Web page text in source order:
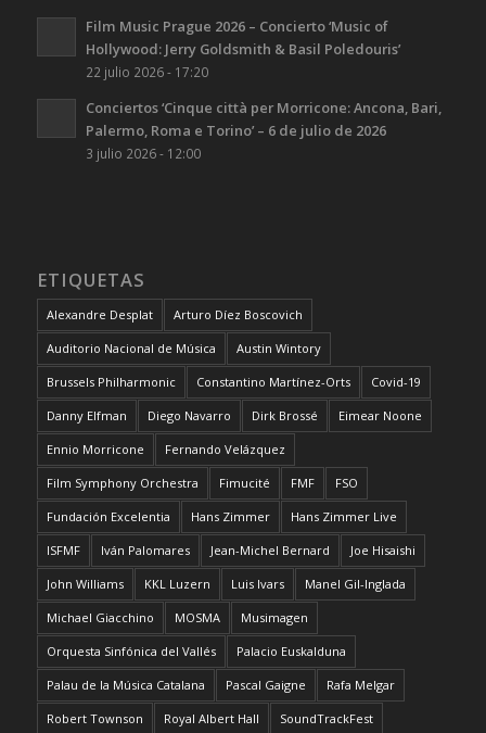
Film Music Prague 2026 – Concierto ‘Music of
Hollywood: Jerry Goldsmith & Basil Poledouris’
22 julio 2026 - 17:20
Conciertos ‘Cinque città per Morricone: Ancona, Bari,
Palermo, Roma e Torino’ – 6 de julio de 2026
3 julio 2026 - 12:00
ETIQUETAS
Alexandre Desplat Arturo Díez Boscovich
Auditorio Nacional de Música Austin Wintory
Brussels Philharmonic Constantino Martínez-Orts Covid-19
Danny Elfman Diego Navarro Dirk Brossé Eimear Noone
Ennio Morricone Fernando Velázquez
Film Symphony Orchestra Fimucité FMF FSO
Fundación Excelentia Hans Zimmer Hans Zimmer Live
ISFMF Iván Palomares Jean-Michel Bernard Joe Hisaishi
John Williams KKL Luzern Luis Ivars Manel Gil-Inglada
Michael Giacchino MOSMA Musimagen
Orquesta Sinfónica del Vallés Palacio Euskalduna
Palau de la Música Catalana Pascal Gaigne Rafa Melgar
Robert Townson Royal Albert Hall SoundTrackFest